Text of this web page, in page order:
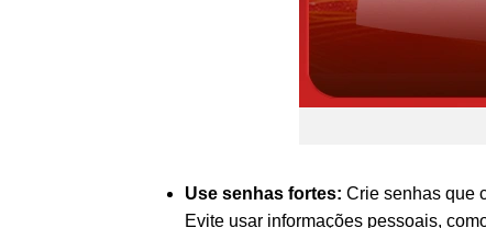
Use senhas fortes: Crie senhas que
Evite usar informações pessoais,